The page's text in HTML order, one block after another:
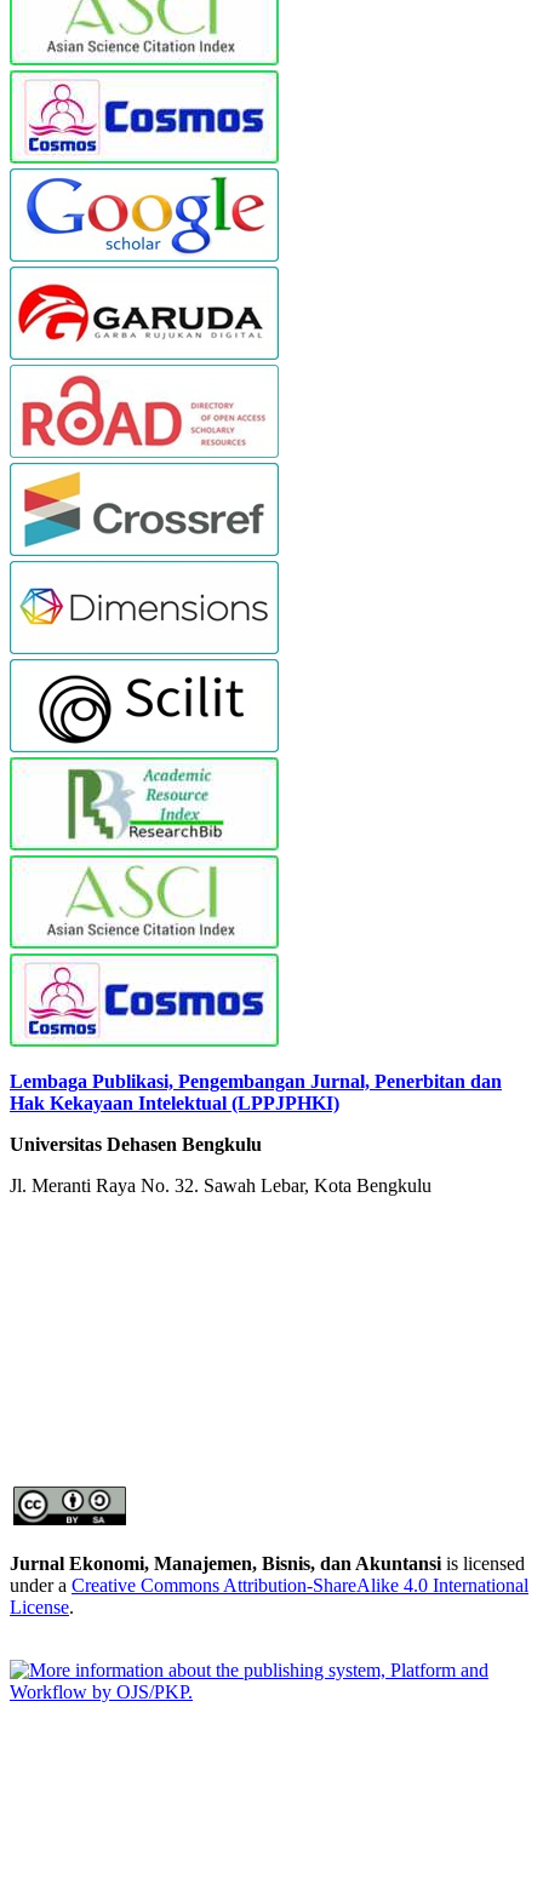
Lembaga Publikasi, Pengembangan Jurnal, Penerbitan dan
Hak Kekayaan Intelektual (LPPJPHKI)
Universitas Dehasen Bengkulu
Jl. Meranti Raya No. 32. Sawah Lebar, Kota Bengkulu
Jurnal Ekonomi, Manajemen, Bisnis, dan Akuntansi is licensed
under a Creative Commons Attribution-ShareAlike 4.0 International
License.